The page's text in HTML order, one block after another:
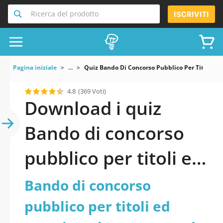
Ricerca del prodotto ISCRIVITI
Pagina iniziale ... Quiz Bando Di Concorso Pubblico Per Titoli
4.8 (369 Voti)
Download i quiz
Bando di concorso
pubblico per titoli ed
esami per la
copertura di n. 1
Bando di concorso
pubblico per titoli ed